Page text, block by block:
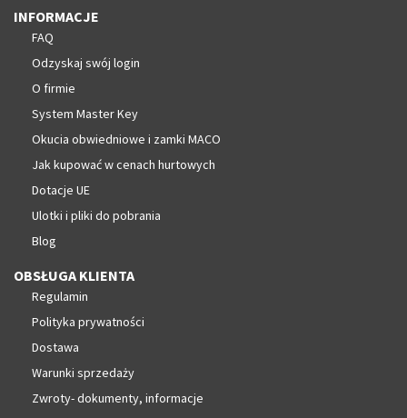
INFORMACJE
FAQ
Odzyskaj swój login
O firmie
System Master Key
Okucia obwiedniowe i zamki MACO
Jak kupować w cenach hurtowych
Dotacje UE
Ulotki i pliki do pobrania
Blog
OBSŁUGA KLIENTA
Regulamin
Polityka prywatności
Dostawa
Warunki sprzedaży
Zwroty- dokumenty, informacje